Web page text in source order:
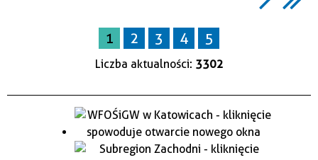
1 2 3 4 5
Liczba aktualności: 3302